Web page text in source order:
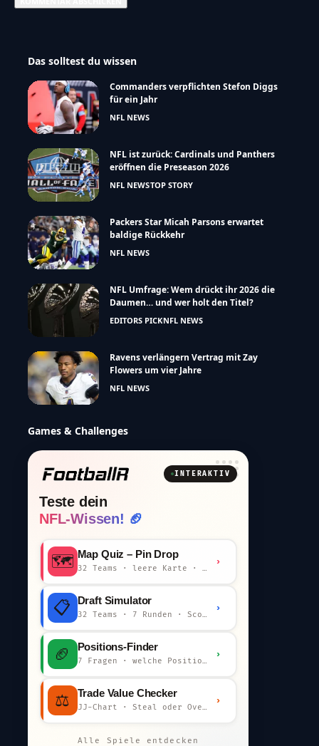
Das solltest du wissen
Commanders verpflichten Stefon Diggs
für ein Jahr
NFL NEWS
NFL ist zurück: Cardinals und Panthers
eröffnen die Preseason 2026
NFL NEWSTOP STORY
Packers Star Micah Parsons erwartet
baldige Rückkehr
NFL NEWS
NFL Umfrage: Wem drückt ihr 2026 die
Daumen… und wer holt den Titel?
EDITORS PICKNFL NEWS
Ravens verlängern Vertrag mit Zay
Flowers um vier Jahre
NFL NEWS
Games & Challenges
INTERAKTIV
Teste dein
NFL-Wissen! 🏈
🗺️ Map Quiz – Pin Drop
32 Teams · leere Karte · km-Wertung
›
📋 Draft Simulator
32 Teams · 7 Runden · Scout-Kommentar
›
🏈 Positions-Finder
7 Fragen · welche Position bist du?
›
⚖️ Trade Value Checker
JJ-Chart · Steal oder Overpay?
›
Alle Spiele entdecken